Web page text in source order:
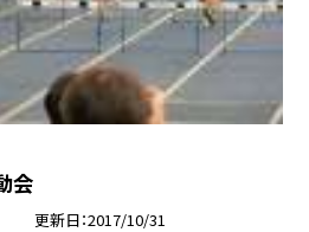
会
更新日 2017/10/31